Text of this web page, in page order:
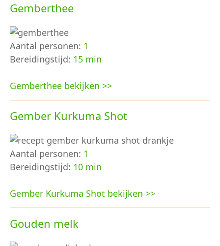
Gemberthee
Aantal personen: 1
Bereidingstijd: 15 min
Gemberthee bekijken >>
Gember Kurkuma Shot
Aantal personen: 1
Bereidingstijd: 10 min
Gember Kurkuma Shot bekijken >>
Gouden melk